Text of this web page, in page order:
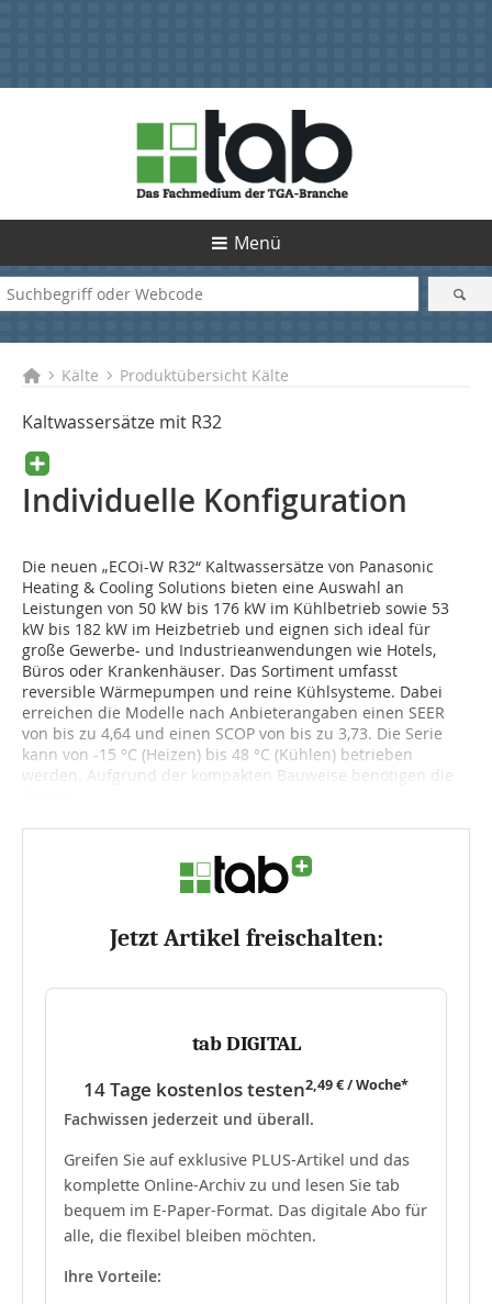
Menü
Kälte Produktübersicht Kälte
Kaltwassersätze mit R32
Individuelle Konfiguration
Die neuen „ECOi-W R32“ Kaltwassersätze von Panasonic
Heating & Cooling Solutions bieten eine Auswahl an
Leistungen von 50 kW bis 176 kW im Kühlbetrieb sowie 53
kW bis 182 kW im Heizbetrieb und eignen sich ideal für
große Gewerbe- und Industrieanwendungen wie Hotels,
Büros oder Krankenhäuser. Das Sortiment umfasst
reversible Wärmepumpen und reine Kühlsysteme. Dabei
erreichen die Modelle nach Anbieterangaben einen SEER
von bis zu 4,64 und einen SCOP von bis zu 3,73. Die Serie
kann von -15 °C (Heizen) bis 48 °C (Kühlen) betrieben
werden. Aufgrund der kompakten Bauweise benötigen die
Jetzt Artikel freischalten:
tab DIGITAL
14 Tage kostenlos testen2,49 € / Woche*
Fachwissen jederzeit und überall.
Greifen Sie auf exklusive PLUS-Artikel und das
komplette Online-Archiv zu und lesen Sie tab
bequem im E-Paper-Format. Das digitale Abo für
alle, die flexibel bleiben möchten.
Ihre Vorteile: